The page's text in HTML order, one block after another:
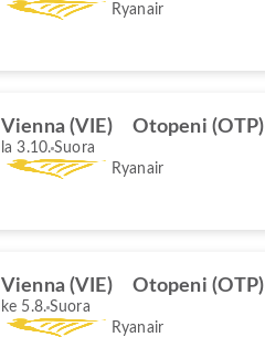
Ryanair
Vienna (VIE) Otopeni (OTP)
la 3.10. Suora
Ryanair
Vienna (VIE) Otopeni (OTP)
ke 5.8. Suora
Ryanair